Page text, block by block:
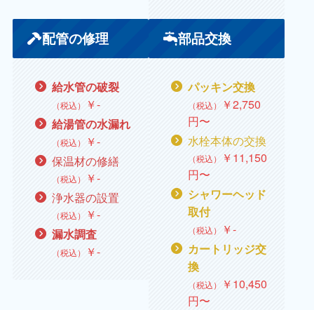
配管の修理
給水管の破裂
（税込） ￥‐
給湯管の水漏れ
（税込） ￥‐
保温材の修繕
（税込） ￥‐
浄水器の設置
（税込） ￥‐
漏水調査
（税込） ￥‐
部品交換
パッキン交換
（税込） ￥2,750
円〜
水栓本体の交換
（税込） ￥11,150
円〜
シャワーヘッド
取付
（税込） ￥‐
カートリッジ交
換
（税込） ￥10,450
円〜